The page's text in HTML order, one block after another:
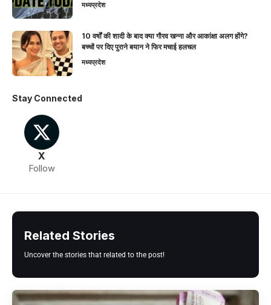
मध्यप्रदेश
10 वर्षों की शादी के बाद क्या गौरव खन्ना और आकांक्षा अलग होंगे?
बच्चों पर दिए पुराने बयान ने फिर मचाई हलचल
मध्यप्रदेश
Stay Connected
X
Follow
Related Stories
Uncover the stories that related to the post!